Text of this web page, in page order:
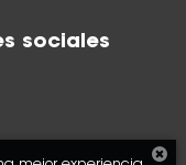
sociales